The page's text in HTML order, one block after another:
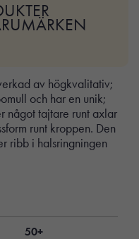
av högkvalitativ;
och har en unik;
något tajtare runt axlar
runt kroppen. Den
ribb i halsringningen
50+